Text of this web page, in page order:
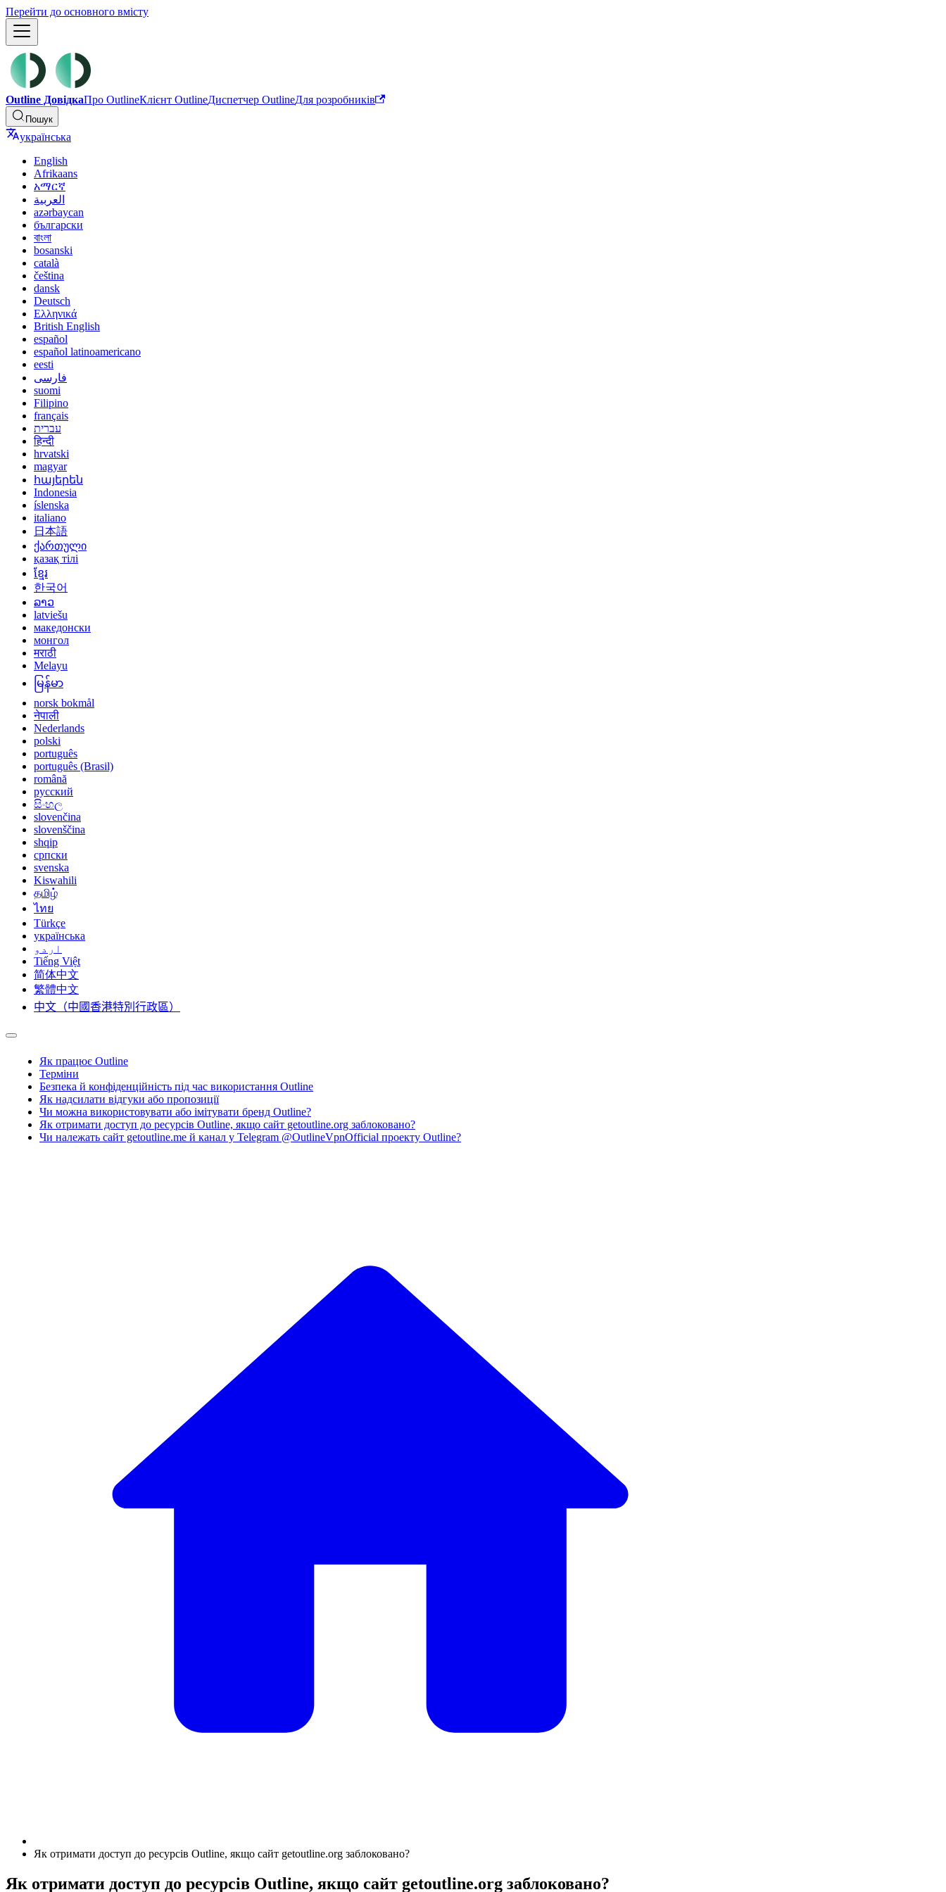
Перейти до основного вмісту
Outline ДовідкаПро OutlineКлієнт OutlineДиспетчер OutlineДля розробників
Пошук
українська
English
Afrikaans
አማርኛ
العربية
azərbaycan
български
বাংলা
bosanski
català
čeština
dansk
Deutsch
Ελληνικά
British English
español
español latinoamericano
eesti
فارسی
suomi
Filipino
français
עברית
हिन्दी
hrvatski
magyar
հայերեն
Indonesia
íslenska
italiano
日本語
ქართული
қазақ тілі
ខ្មែរ
한국어
ລາວ
latviešu
македонски
монгол
मराठी
Melayu
မြန်မာ
norsk bokmål
नेपाली
Nederlands
polski
português
português (Brasil)
română
русский
සිංහල
slovenčina
slovenščina
shqip
српски
svenska
Kiswahili
தமிழ்
ไทย
Türkçe
українська
اردو
Tiếng Việt
简体中文
繁體中文
中文（中國香港特別行政區）
Як працює Outline
Терміни
Безпека й конфіденційність під час використання Outline
Як надсилати відгуки або пропозиції
Чи можна використовувати або імітувати бренд Outline?
Як отримати доступ до ресурсів Outline, якщо сайт getoutline.org заблоковано?
Чи належать сайт getoutline.me й канал у Telegram @OutlineVpnOfficial проекту Outline?
Як отримати доступ до ресурсів Outline, якщо сайт getoutline.org заблоковано?
Як отримати доступ до ресурсів Outline, якщо сайт getoutline.org заблоковано?